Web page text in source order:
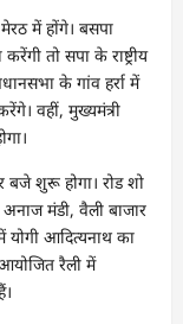
में होंगे। बसपा
तो सपा के राष्ट्रीय
के गांव हर्रा में
वहीं, मुख्यमंत्री
बजे शुरू होगा। रोड शो
अनाज मंडी, वैली बाजार
योगी आदित्यनाथ का
रैली में